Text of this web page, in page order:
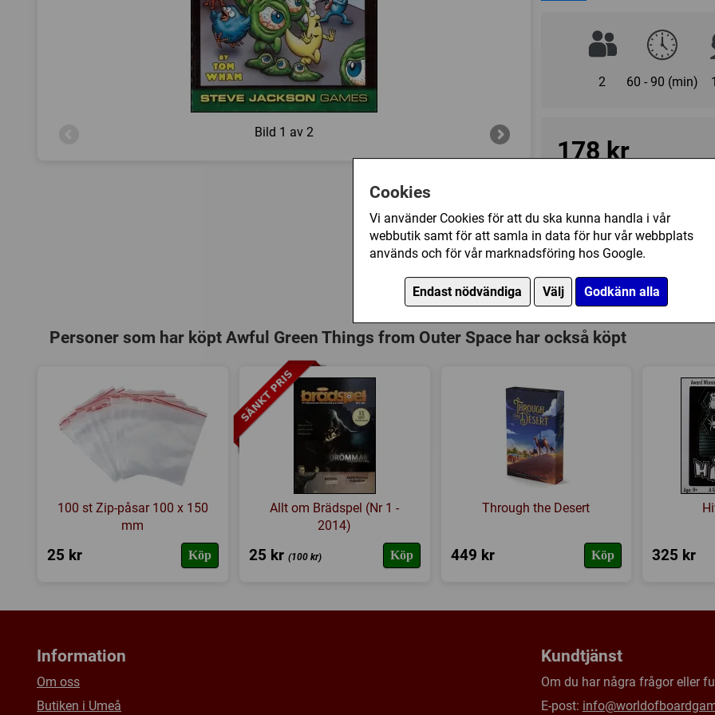
Cookies
Vi använder Cookies för att du ska kunna handla i vår
webbutik samt för att samla in data för hur vår webbplats
används och för vår marknadsföring hos Google.
Endast nödvändiga Välj Godkänn alla
Bild 1 av 2
been a fan favorite ever
and counters, for going out
upgraded components: a
2 60 - 90 (min)
178 kr
Innehållsförteckning
Mounted gameboard
Die-cut counters
Five dice
Övrig information
Speltyp: Strategispel,
Kategori: Science Fiction
Länkar:
Försälj. rank:
Personer som har köpt Awful Green Things from Outer Space har också köpt
100 st Zip-påsar 100 x 150
mm
25 kr Köp
Allt om Brädspel (Nr 1 -
2014)
25 kr (100 kr) Köp
Through the Desert
449 kr Köp 325 kr
Information
Om oss
Butiken i Umeå
Kundtjänst
Om du har några frågor eller
E-post: